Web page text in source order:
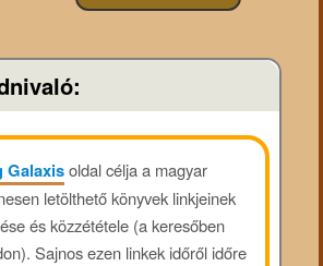
Galaxisoldal célja a magyar
letölthető könyvek linkjeinek
és közzététele (a keresőben
Sajnos ezen linkek időről időre